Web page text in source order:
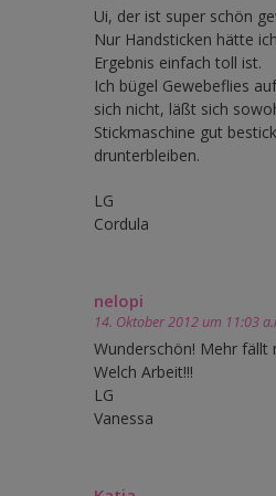
Ui, der ist super schön
Nur Handsticken hätte
Ergebnis einfach toll ist.
Ich bügel Gewebeflies
sich nicht, läßt sich
Stickmaschine gut
drunterbleiben.
LG
Cordula
nelopi
14. Oktober 2012 um 11:03
Wunderschön! Mehr fällt
Welch Arbeit!!!
LG
Vanessa